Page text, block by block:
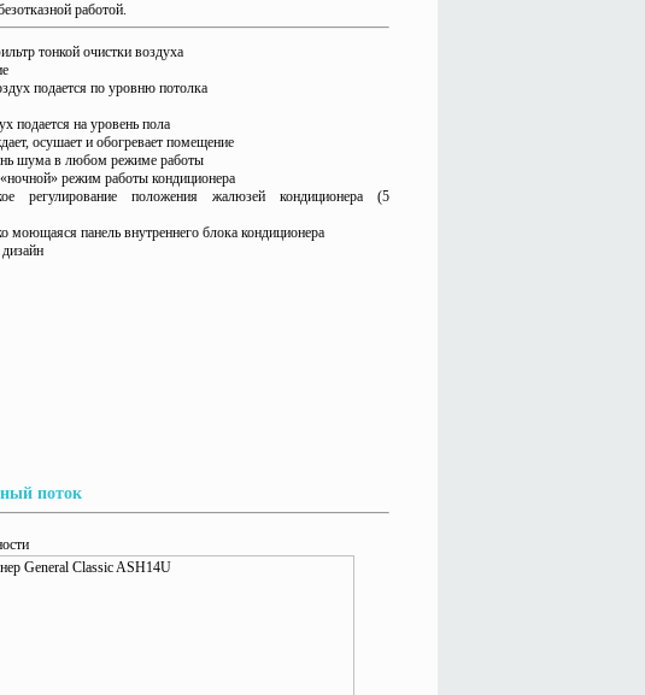
работой.
тонкой очистки воздуха
подается по уровню потолка
подается на уровень пола
осушает и обогревает помещение
шума в любом режиме работы
режим работы кондиционера
регулирование положения жалюзей кондиционера (5
моющаяся панель внутреннего блока кондиционера
поток